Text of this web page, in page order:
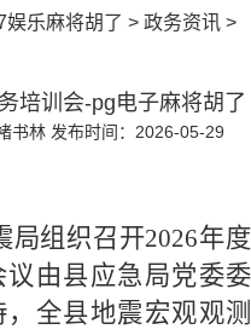
娱乐麻将胡了 > 政务资讯 >
培训会-pg电子麻将胡了
书林 发布时间：2026-05-29
局组织召开2026年度
由县应急局党委委
全县地震宏观观测